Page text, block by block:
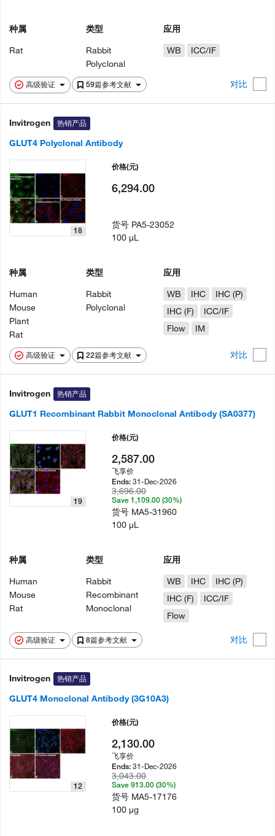
高级验证 59篇参考文献 对比
种属
Rat
类型
Rabbit
Polyclonal
应用
WB
ICC/IF
Invitrogen 热销产品
GLUT4 Polyclonal Antibody
高级验证 22篇参考文献 对比
18
种属
Human
Mouse
Plant
Rat
类型
Rabbit
Polyclonal
应用
WB
IHC
IHC (P)
IHC (F)
ICC/IF
Flow
IM
价格(元)
6,294.00
货号 PA5-23052
100 µL
Invitrogen 热销产品
GLUT1 Recombinant Rabbit Monoclonal Antibody (SA0377)
高级验证 8篇参考文献 对比
19
种属
Human
Mouse
Rat
类型
Rabbit
Recombinant
Monoclonal
应用
WB
IHC
IHC (P)
IHC (F)
ICC/IF
Flow
价格(元)
2,587.00
飞享价
Ends:31-Dec-2026
3,696.00
Save 1,109.00 (30%)
货号 MA5-31960
100 µL
Invitrogen 热销产品
GLUT4 Monoclonal Antibody (3G10A3)
12
价格(元)
2,130.00
飞享价
Ends:31-Dec-2026
3,043.00
Save 913.00 (30%)
货号 MA5-17176
100 µg